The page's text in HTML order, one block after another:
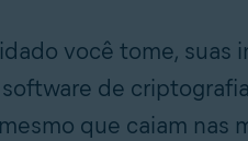
você tome,
de
que caiam nas